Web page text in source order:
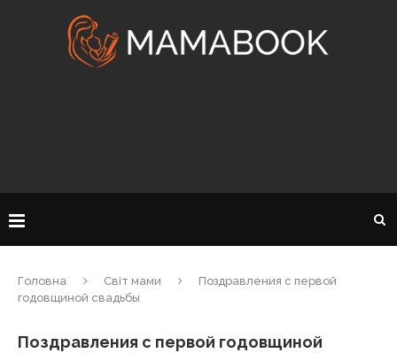
Головна Світ мами
Поздравления с первой
годовщиной свадьбы
Поздравления с первой годовщиной